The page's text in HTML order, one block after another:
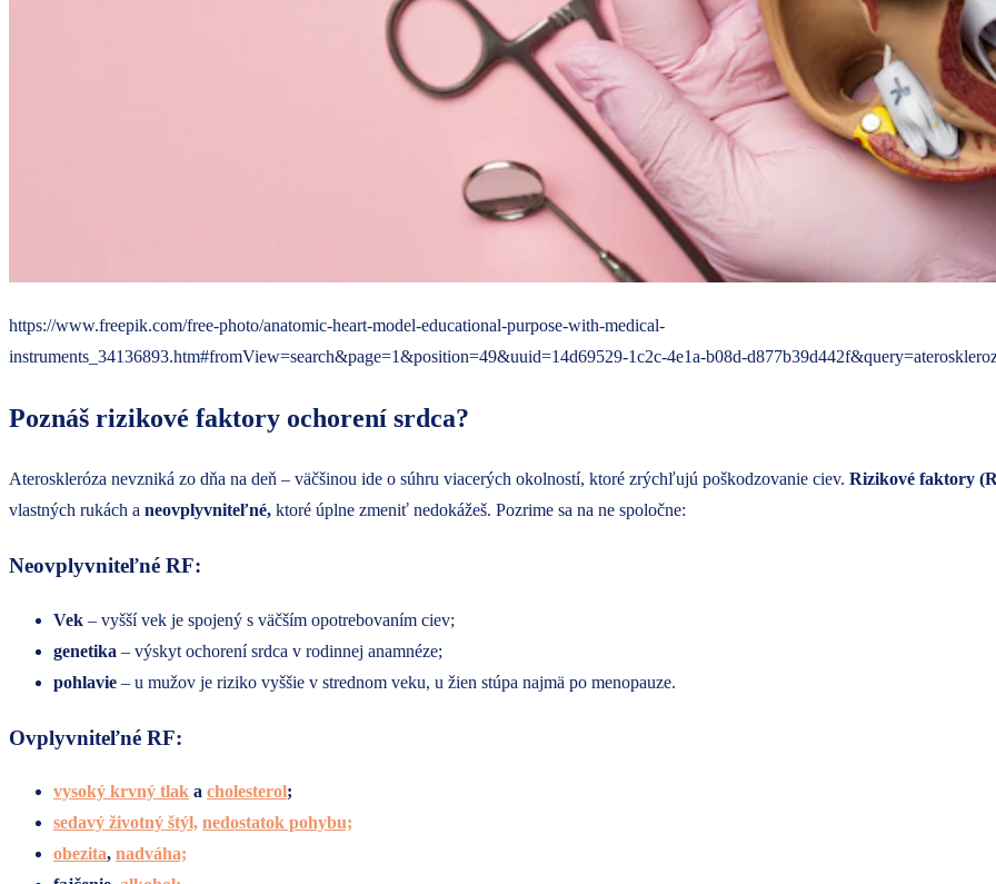
https://www.freepik.com/free-photo/anatomic-heart-model-educational-purpose-with-medical-
instruments_34136893.htm#fromView=search&page=1&position=49&uuid=14d69529-1c2c-4e1a-b08d-
Poznáš rizikové faktory ochorení srdca?
Ateroskleróza nevzniká zo dňa na deň – väčšinou ide o súhru viacerých okolností, ktoré zrýchľujú poškodzovanie ciev. Rizikové faktory
vlastných rukách a neovplyvniteľné, ktoré úplne zmeniť nedokážeš. Pozrime sa na ne spoločne:
Neovplyvniteľné RF:
Vek – vyšší vek je spojený s väčším opotrebovaním ciev;
genetika – výskyt ochorení srdca v rodinnej anamnéze;
pohlavie – u mužov je riziko vyššie v strednom veku, u žien stúpa najmä po menopauze.
Ovplyvniteľné RF:
vysoký krvný tlak a cholesterol;
sedavý životný štýl, nedostatok pohybu;
obezita, nadváha;